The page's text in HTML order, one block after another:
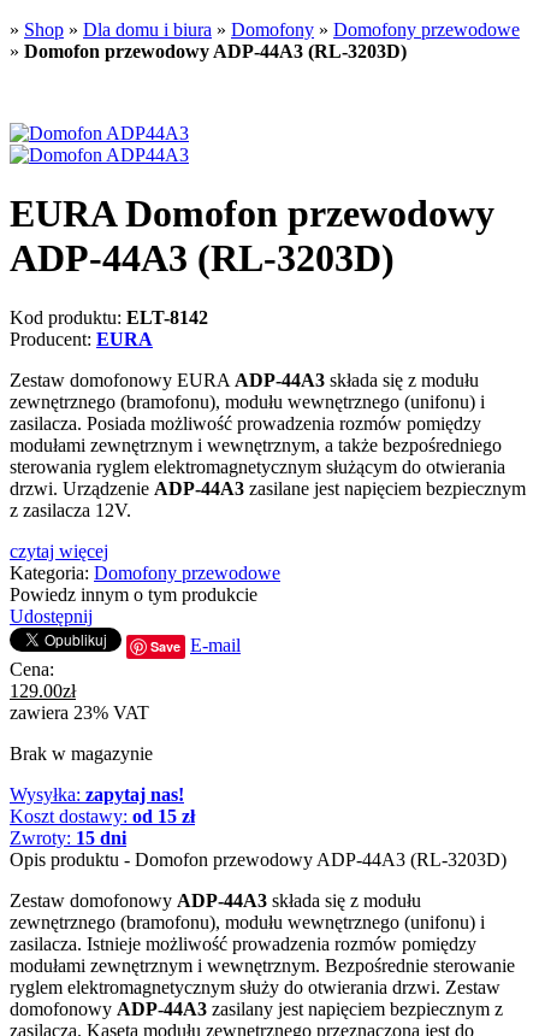
» Shop » Dla domu i biura » Domofony » Domofony przewodowe
» Domofon przewodowy ADP-44A3 (RL-3203D)
EURA Domofon przewodowy
ADP-44A3 (RL-3203D)
Kod produktu: ELT-8142
Producent: EURA
Zestaw domofonowy EURA ADP-44A3 składa się z modułu
zewnętrznego (bramofonu), modułu wewnętrznego (unifonu) i
zasilacza. Posiada możliwość prowadzenia rozmów pomiędzy
modułami zewnętrznym i wewnętrznym, a także bezpośredniego
sterowania ryglem elektromagnetycznym służącym do otwierania
drzwi. Urządzenie ADP-44A3 zasilane jest napięciem bezpiecznym
z zasilacza 12V.
czytaj więcej
Kategoria: Domofony przewodowe
Powiedz innym o tym produkcie
Udostępnij
Save E-mail
Cena:
129.00zł
zawiera 23% VAT
Brak w magazynie
Wysyłka: zapytaj nas!
Koszt dostawy: od 15 zł
Zwroty: 15 dni
Opis produktu - Domofon przewodowy ADP-44A3 (RL-3203D)
Zestaw domofonowy ADP-44A3 składa się z modułu
zewnętrznego (bramofonu), modułu wewnętrznego (unifonu) i
zasilacza. Istnieje możliwość prowadzenia rozmów pomiędzy
modułami zewnętrznym i wewnętrznym. Bezpośrednie sterowanie
ryglem elektromagnetycznym służy do otwierania drzwi. Zestaw
domofonowy ADP-44A3 zasilany jest napięciem bezpiecznym z
zasilacza. Kaseta modułu zewnętrznego przeznaczona jest do